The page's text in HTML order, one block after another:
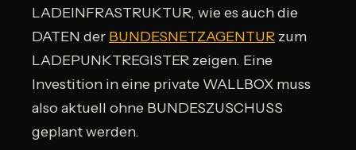
LADEINFRASTRUKTUR, wie es auch die
DATEN der BUNDESNETZAGENTUR zum
LADEPUNKTREGISTER zeigen. Eine
Investition in eine private WALLBOX muss
also aktuell ohne BUNDESZUSCHUSS
geplant werden.